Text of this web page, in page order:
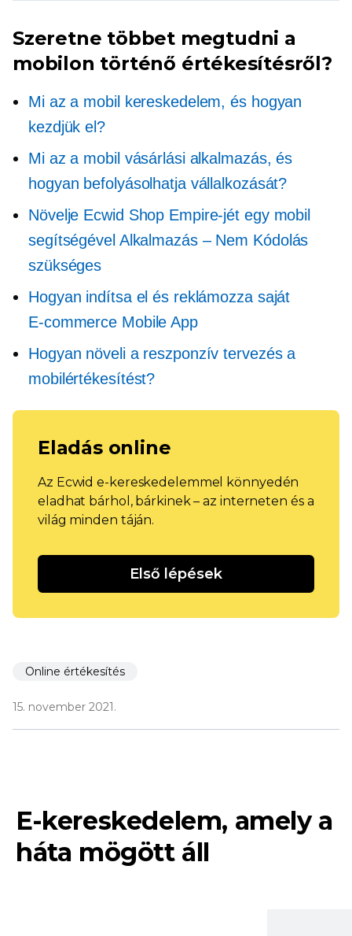
Szeretne többet megtudni a
mobilon történő értékesítésről?
Mi az a mobil kereskedelem, és hogyan
kezdjük el?
Mi az a mobil vásárlási alkalmazás, és
hogyan befolyásolhatja vállalkozását?
Növelje Ecwid Shop Empire-jét egy mobil
segítségével Alkalmazás – Nem Kódolás
szükséges
Hogyan indítsa el és reklámozza saját
E-commerce Mobile App
Hogyan növeli a reszponzív tervezés a
mobilértékesítést?
Eladás online
Az Ecwid e-kereskedelemmel könnyedén
eladhat bárhol, bárkinek – az interneten és a
világ minden táján.
Első lépések
Online értékesítés
15. november 2021.
E-kereskedelem, amely a
háta mögött áll